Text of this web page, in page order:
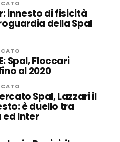
innesto di fisicità
della Spal
Spal, Floccari
al 2020
Spal, Lazzari il
è duello tra
Inter